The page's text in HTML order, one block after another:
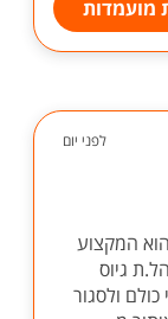
מועמדות
לפני יום
המקצוע
גיוס
ולסגור